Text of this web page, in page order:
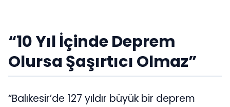
“10 Yıl İçinde Deprem
Olursa Şaşırtıcı Olmaz”
“Balıkesir’de 127 yıldır büyük bir deprem